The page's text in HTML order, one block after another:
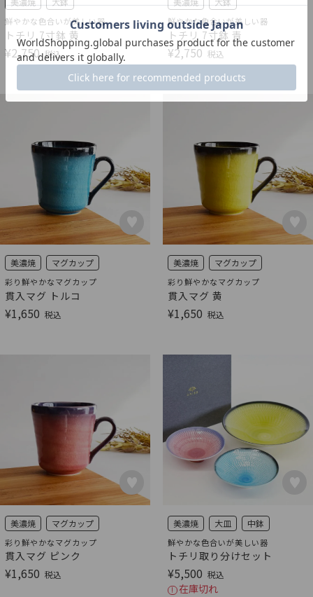
鮮やかな色合いが美しい器
トチリ 7寸鉢 黄
¥2,750 税込
鮮やかな色合いが美しい器
トチリ 7寸鉢 青
¥2,750 税込
美濃焼 マグカップ
彩り鮮やかなマグカップ
貫入マグ トルコ
¥1,650 税込
美濃焼 マグカップ
彩り鮮やかなマグカップ
貫入マグ 黄
¥1,650 税込
美濃焼 マグカップ
彩り鮮やかなマグカップ
貫入マグ ピンク
¥1,650 税込
美濃焼 大皿 中鉢
鮮やかな色合いが美しい器
トチリ取り分けセット
¥5,500 税込
在庫切れ